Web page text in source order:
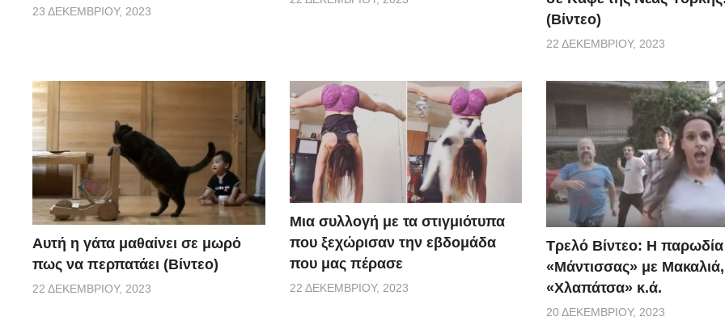
23 ΔΕΚΕΜΒΡΊΟΥ, 2023
(Βίντεο)
22 ΔΕΚΕΜΒΡΊΟΥ, 2023
Αυτή η γάτα μαθαίνει σε μωρό
πως να περπατάει (Βίντεο)
22 ΔΕΚΕΜΒΡΊΟΥ, 2023
Μια συλλογή με τα στιγμιότυπα
που ξεχώρισαν την εβδομάδα
που μας πέρασε
22 ΔΕΚΕΜΒΡΊΟΥ, 2023
Τρελό Βίντεο: H παρωδία
«Μάντισσας» με
«Χλαπάτσα» κ.ά.
20 ΔΕΚΕΜΒΡΊΟΥ, 2023